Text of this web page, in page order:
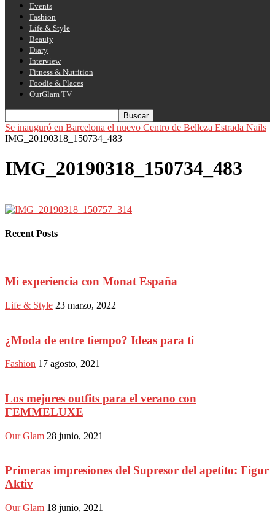
Events
Fashion
Life & Style
Beauty
Diary
Interview
Fitness & Nutrition
Foodie & Places
OurGlam TV
Se inauguró en Barcelona el nuevo Centro de Belleza Estrada Nails
IMG_20190318_150734_483
IMG_20190318_150734_483
Recent Posts
Mi experiencia con Monat España
Life & Style 23 marzo, 2022
¿Moda de entre tiempo? Ideas para ti
Fashion 17 agosto, 2021
Los mejores outfits para el verano con
FEMMELUXE
Our Glam 28 junio, 2021
Primeras impresiones del Supresor del apetito: Figur
Aktiv
Our Glam 18 junio, 2021